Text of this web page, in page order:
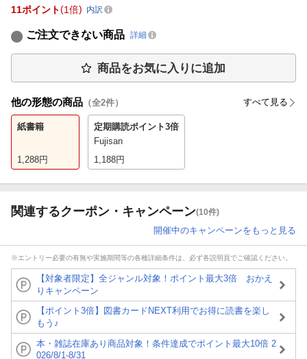
11ポイント 1倍 内訳
ご注文できない商品 詳細
商品をお気に入りに追加
他の形態の商品 （全2件） すべて見る
紙書籍
1,288円
定期購読ポイント3倍
Fujisan
1,188円
関連するクーポン・キャンペーン(10件)
開催中のキャンペーンをもっと見る
※エントリー必要の有無や実施期間等の各種詳細条件は、必ず各説明頁でご確認ください。
【対象者限定】全ジャンル対象！ポイント最大3倍 おかえ
りキャンペーン
【ポイント3倍】図書カードNEXT利用でお得に読書を楽し
もう♪
本・雑誌在庫あり商品対象！条件達成でポイント最大10倍 2
026/8/1-8/31